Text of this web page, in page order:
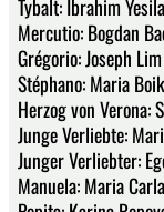
Tybalt: Ibrahim
Mercutio: Bogdan
Grégorio: Joseph Lim
Stéphano: Maria
Herzog von Verona:
Junge Verliebte:
Junger Verliebter:
Manuela: Maria